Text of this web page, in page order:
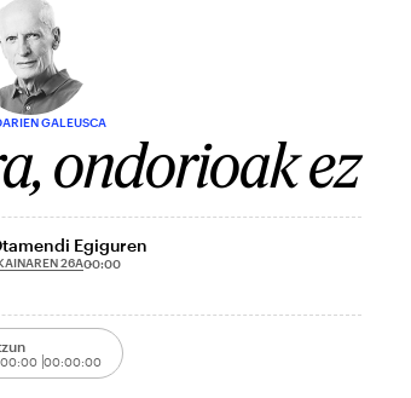
GALEUSCA
ondorioak ez
Egiguren
26A00:00
00:00:00